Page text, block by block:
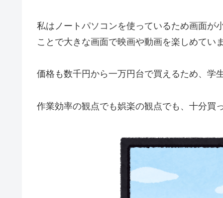
私はノートパソコンを使っているため画面が
ことで大きな画面で映画や動画を楽しめてい
価格も数千円から一万円台で買えるため、学
作業効率の観点でも娯楽の観点でも、十分買